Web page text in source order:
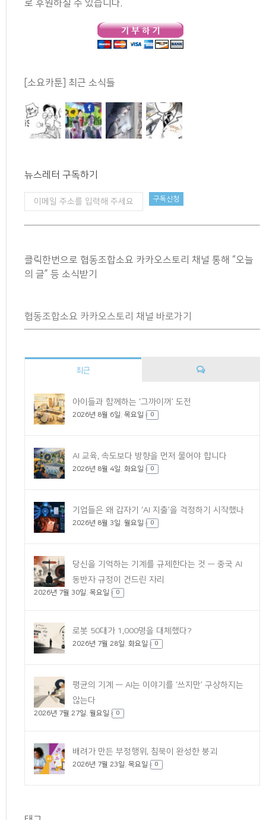
로 후원하실 수 있습니다.
[소요카툰] 최근 소식들
뉴스레터 구독하기
클릭한번으로 협동조합소요 카카오스토리 채널 통해 “오늘
의 글” 등 소식받기
협동조합소요 카카오스토리 채널 바로가기
최근
아이들과 함께하는 ‘그까이꺼’ 도전
2026년 8월 6일. 목요일 0
AI 교육, 속도보다 방향을 먼저 물어야 합니다
2026년 8월 4일. 화요일 0
기업들은 왜 갑자기 ‘AI 지출’을 걱정하기 시작했나
2026년 8월 3일. 월요일 0
당신을 기억하는 기계를 규제한다는 것 — 중국 AI
동반자 규정이 건드린 자리
2026년 7월 30일. 목요일 0
로봇 50대가 1,000명을 대체했다?
2026년 7월 28일. 화요일 0
평균의 기계 — AI는 이야기를 ‘쓰지만’ 구상하지는
않는다
2026년 7월 27일. 월요일 0
배려가 만든 부정행위, 침묵이 완성한 붕괴
2026년 7월 23일. 목요일 0